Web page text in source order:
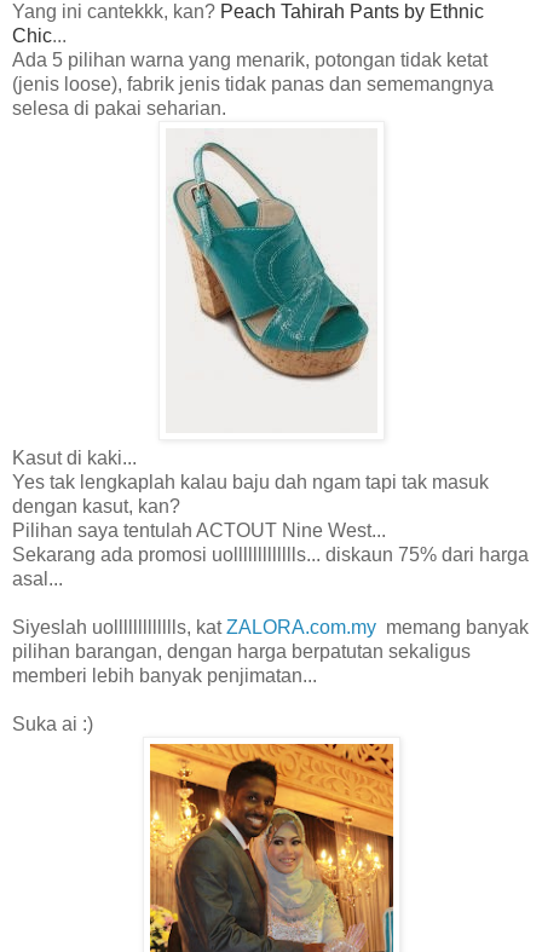
Yang ini cantekkk, kan? Peach Tahirah Pants by Ethnic
Chic...
Ada 5 pilihan warna yang menarik, potongan tidak ketat
(jenis loose), fabrik jenis tidak panas dan sememangnya
selesa di pakai seharian.
Kasut di kaki...
Yes tak lengkaplah kalau baju dah ngam tapi tak masuk
dengan kasut, kan?
Pilihan saya tentulah ACTOUT Nine West...
Sekarang ada promosi uollllllllllllls... diskaun 75% dari harga
asal...
Siyeslah uollllllllllllls, katZALORA.com.my memang banyak
pilihan barangan, dengan harga berpatutan sekaligus
memberi lebih banyak penjimatan...
Suka ai :)